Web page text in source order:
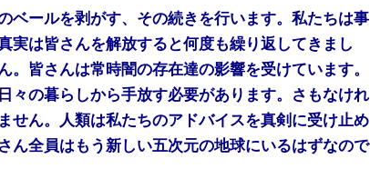
ベールを剥がす、その続きを行います。私たちは事
実は皆さんを解放すると何度も繰り返してきまし
皆さんは常時闇の存在達の影響を受けています。
々の暮らしから手放す必要があります。さもなけれ
せん。人類は私たちのアドバイスを真剣に受け止め
ん全員はもう新しい五次元の地球にいるはずなので